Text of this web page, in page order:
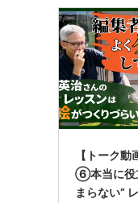
【トーク
⑥本当に役
まらない”